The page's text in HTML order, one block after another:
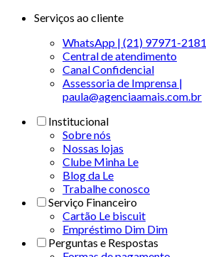
Serviços ao cliente
WhatsApp | (21) 97971-2181
Central de atendimento
Canal Confidencial
Assessoria de Imprensa |
paula@agenciaamais.com.br
Institucional
Sobre nós
Nossas lojas
Clube Minha Le
Blog da Le
Trabalhe conosco
Serviço Financeiro
Cartão Le biscuit
Empréstimo Dim Dim
Perguntas e Respostas